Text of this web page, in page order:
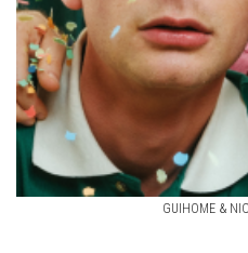
GUIHOME &